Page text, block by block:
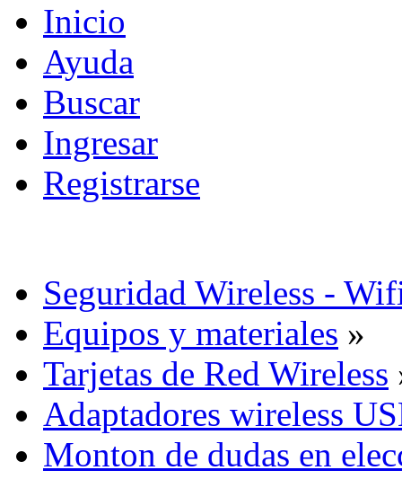
Inicio
Ayuda
Buscar
Ingresar
Registrarse
Seguridad Wireless -
Equipos y materiales »
Tarjetas de Red Wireless
Adaptadores wireless
Monton de dudas en